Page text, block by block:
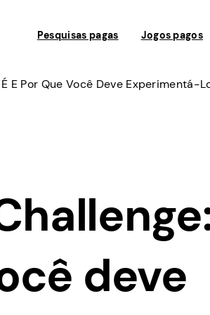
Pesquisas pagas Jogos pagos
E Por Que Você Deve Experimentá-
deve